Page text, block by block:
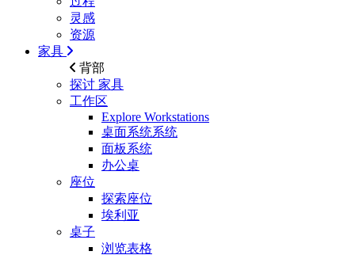
灵感
资源
家具
背部
探讨 家具
工作区
Explore Workstations
桌面系统系统
面板系统
办公桌
座位
探索座位
埃利亚
桌子
浏览表格